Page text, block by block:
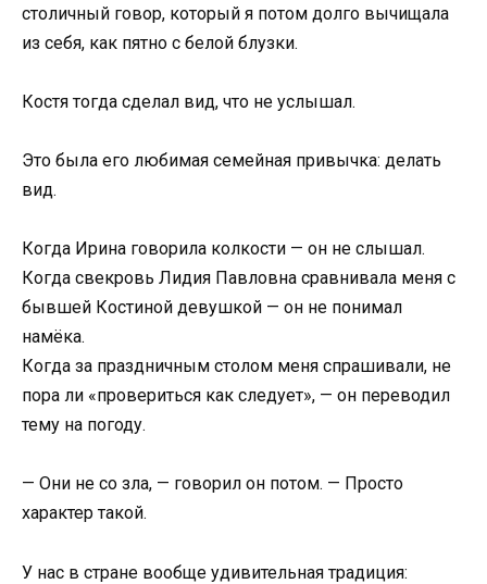
столичный говор, который я потом долго вычищала
из себя, как пятно с белой блузки.
Костя тогда сделал вид, что не услышал.
Это была его любимая семейная привычка: делать
вид.
Когда Ирина говорила колкости — он не слышал.
Когда свекровь Лидия Павловна сравнивала меня с
бывшей Костиной девушкой — он не понимал
намёка.
Когда за праздничным столом меня спрашивали, не
пора ли «провериться как следует», — он переводил
тему на погоду.
— Они не со зла, — говорил он потом. — Просто
характер такой.
У нас в стране вообще удивительная традиция: